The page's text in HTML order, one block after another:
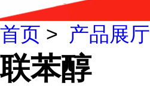
首页 > 产品展厅
联苯醇